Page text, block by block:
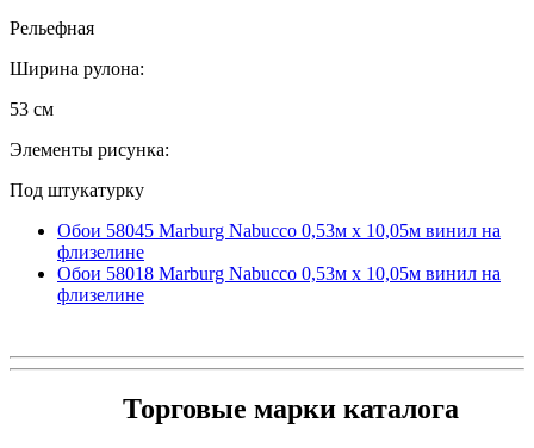
Рельефная
Ширина рулона:
53 см
Элементы рисунка:
Под штукатурку
Обои 58045 Marburg Nabucco 0,53м x 10,05м винил на
флизелине
Обои 58018 Marburg Nabucco 0,53м x 10,05м винил на
флизелине
Торговые марки каталога